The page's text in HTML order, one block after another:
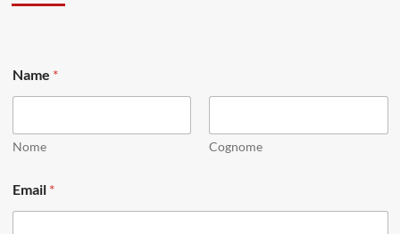
Name *
Nome Cognome
a
m
Email *